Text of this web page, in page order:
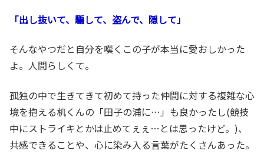
「出し抜いて、騙して、盗んで、隠して」
そんなやつだと自分を嘆くこの子が本当に愛おしかった
よ。人間らしくて。
孤独の中で生きてきて初めて持った仲間に対する複雑な心
境を抱える机くんの「田子の浦に…」も良かったし(競技
中にストライキとかは止めてぇぇ…とは思ったけど。)、
共感できることや、心に染み入る言葉がたくさんあった。